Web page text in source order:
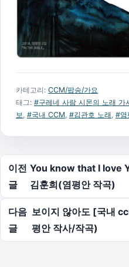
카테고리: CCM/팝송/가요
태그: #구레네 사람 시몬의 노래 가
보 #국내 CCM #김관호 노래 #염
글 탐색
이전
글
You know that I love
김훈희(염평안 작곡)
다음
글
보이지 않아도 [국내
평안 작사/작곡)